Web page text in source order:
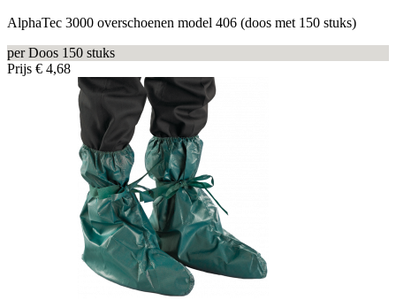
AlphaTec 3000 overschoenen model 406 (doos met 150 stuks)
per Doos 150 stuks
Prijs € 4,68